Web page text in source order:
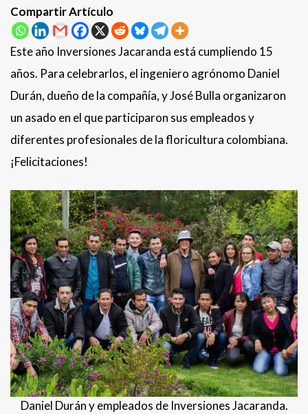
Compartir Artículo
Este año Inversiones Jacaranda está cumpliendo 15
años. Para celebrarlos, el ingeniero agrónomo Daniel
Durán, dueño de la compañía, y José Bulla organizaron
un asado en el que participaron sus empleados y
diferentes profesionales de la floricultura colombiana.
¡Felicitaciones!
Daniel Durán y empleados de Inversiones Jacaranda.